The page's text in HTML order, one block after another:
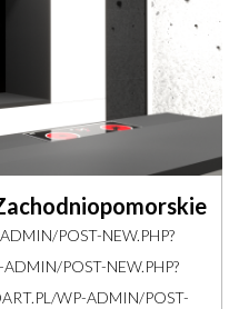
POST-NEW.PHP?
POST-NEW.PHP?
WP-ADMIN/POST-